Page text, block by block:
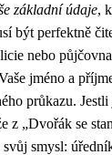
základní údaje,
být perfektně
nebo
jméno a
průkazu. Jestli
z „Dvořák se
smysl: